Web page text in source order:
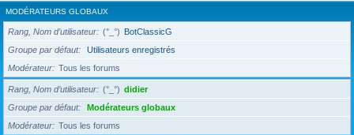
MODÉRATEURS GLOBAUX
Rang, Nom d’utilisateur (°_°) BotClassicG
Groupe par défaut
Utilisateurs enregistrés
Modérateur
Tous les forums
Rang, Nom d’utilisateur (°_°) didier
Groupe par défaut
Modérateurs globaux
Modérateur
Tous les forums